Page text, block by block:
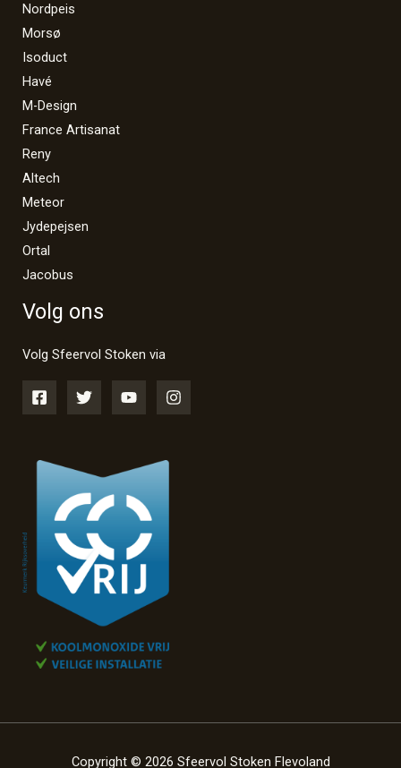
Nordpeis
Morsø
Isoduct
Havé
M-Design
France Artisanat
Reny
Altech
Meteor
Jydepejsen
Ortal
Jacobus
Volg ons
Volg Sfeervol Stoken via
Copyright © 2026 Sfeervol Stoken Flevoland